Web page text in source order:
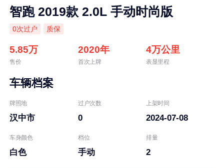
智跑 2019款 2.0L 手动时尚版
0次过户 质保
5.85万
售价
2020年
首次上牌
4万公里
表显里程
车辆档案
牌照地
汉中市
过户次数
0
上架时间
2024-07-08
车身颜色
白色
档位
手动
排量
2